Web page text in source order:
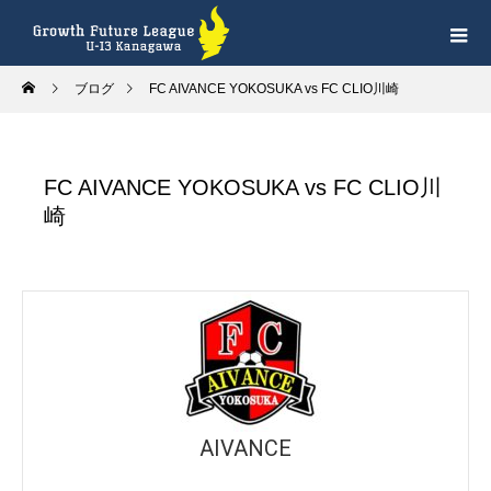
ブログ FC AIVANCE YOKOSUKA vs FC CLIO川崎
FC AIVANCE YOKOSUKA vs FC CLIO川
崎
AIVANCE